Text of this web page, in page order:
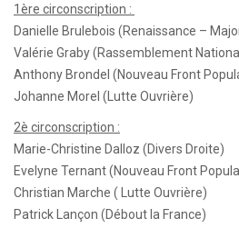
1ère circonscription :
Danielle Brulebois (Renaissance –
Valérie Graby (Rassemblement
Anthony Brondel (Nouveau Front
Johanne Morel (Lutte Ouvrière)
2è circonscription :
Marie-Christine Dalloz (Divers Droite)
Evelyne Ternant (Nouveau Front
Christian Marche ( Lutte Ouvrière)
Patrick Lançon (Débout la France)